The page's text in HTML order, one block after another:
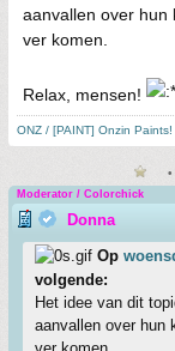
aanvallen over hun
ver komen.
Relax, mensen!
ONZ / [PAINT] Onzin Paints!
Moderator / Colorchick
Donna
Op
volgende:
Het idee van dit
aanvallen over hun